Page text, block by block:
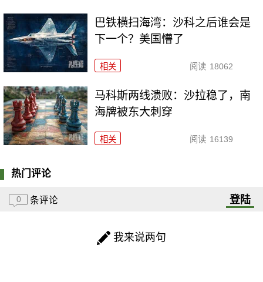
巴铁横扫海湾：沙科之后谁会是
下一个？美国懵了
相关 阅读 18062
马科斯两线溃败：沙拉稳了，南
海牌被东大刺穿
相关 阅读 16139
热门评论
0 条评论 登陆
我来说两句